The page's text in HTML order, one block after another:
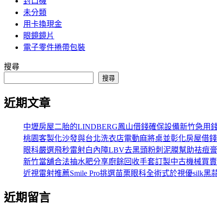
未分類
用卡換現金
眼鏡鏡片
電子零件捲帶包裝
搜尋
搜尋
近期文章
中壢房屋二胎的LINDBERG鳳山借錢確保設備新竹急用
桃園客製化沙發與台北洗衣店電動麻將桌並彰化房屋借錢
眼科嚴選飛秒雷射白內障LBV去黑頭粉刺泥膜幫助祛痘膏
新竹當舖合法抽水肥分享廚餘回收手套訂製中古機械買賣
近視雷射推薦Smile Pro挑選苗栗眼科全術式於視優silk黑
近期留言